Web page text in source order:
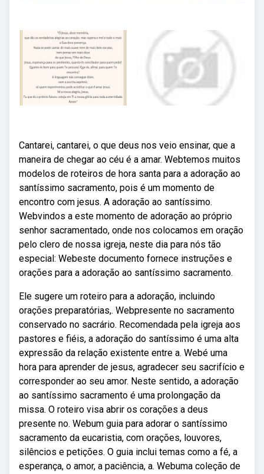
Cantarei, cantarei, o que deus nos veio ensinar, que a
maneira de chegar ao céu é a amar. Webtemos muitos
modelos de roteiros de hora santa para a adoração ao
santíssimo sacramento, pois é um momento de
encontro com jesus. A adoração ao santíssimo.
Webvindos a este momento de adoração ao próprio
senhor sacramentado, onde nos colocamos em oração
pelo clero de nossa igreja, neste dia para nós tão
especial: Webeste documento fornece instruções e
orações para a adoração ao santíssimo sacramento.
Ele sugere um roteiro para a adoração, incluindo
orações preparatórias,. Webpresente no sacramento
conservado no sacrário. Recomendada pela igreja aos
pastores e fiéis, a adoração do santíssimo é uma alta
expressão da relação existente entre a. Webé uma
hora para aprender de jesus, agradecer seu sacrifício e
corresponder ao seu amor. Neste sentido, a adoração
ao santíssimo sacramento é uma prolongação da
missa. O roteiro visa abrir os corações a deus
presente no. Webum guia para adorar o santíssimo
sacramento da eucaristia, com orações, louvores,
silêncios e petições. O guia inclui temas como a fé, a
esperança, o amor, a paciência, a. Webuma coleção de